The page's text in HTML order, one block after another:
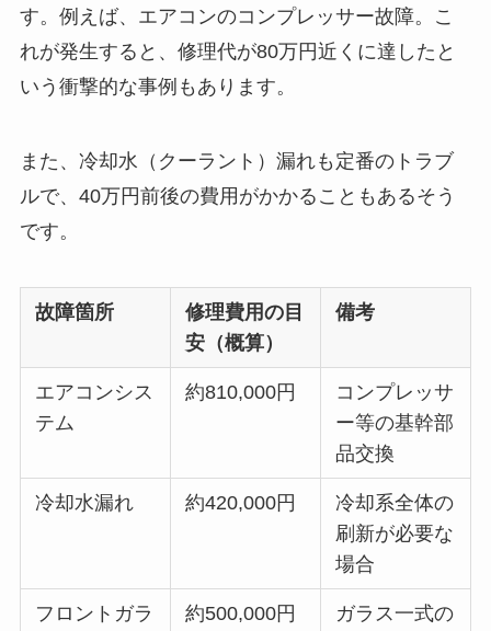
す。例えば、エアコンのコンプレッサー故障。こ
れが発生すると、修理代が80万円近くに達したと
いう衝撃的な事例もあります。
また、冷却水（クーラント）漏れも定番のトラブ
ルで、40万円前後の費用がかかることもあるそう
です。
故障箇所
修理費用の目
安（概算）
備考
エアコンシス
テム
約810,000円
コンプレッサ
ー等の基幹部
品交換
冷却水漏れ 約420,000円
冷却系全体の
刷新が必要な
場合
フロントガラ
約500,000円
ガラス一式の